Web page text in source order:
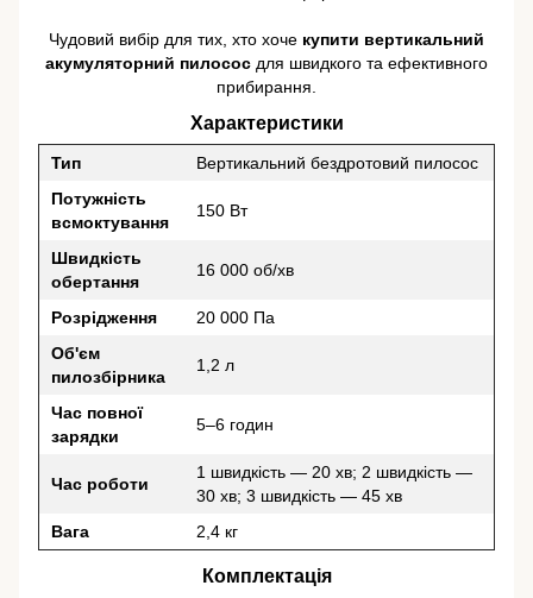
Чудовий вибір для тих, хто хоче купити вертикальний
акумуляторний пилосос для швидкого та ефективного
прибирання.
Характеристики
Тип
Вертикальний бездротовий пилосос
Потужність
всмоктування
150 Вт
Швидкість
обертання
16 000 об/хв
Розрідження
20 000 Па
Об'єм
пилозбірника
1,2 л
Час повної
зарядки
5–6 годин
Час роботи
1 швидкість — 20 хв; 2 швидкість —
30 хв; 3 швидкість — 45 хв
Вага
2,4 кг
Комплектація